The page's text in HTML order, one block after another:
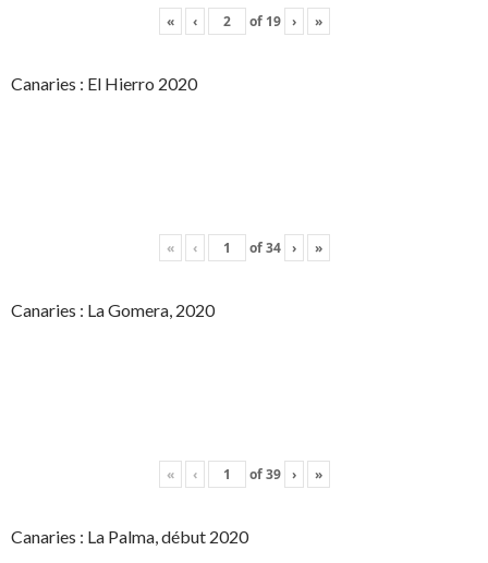
« ‹ of 19 › »
Canaries : El Hierro 2020
« ‹ of34 › »
Canaries : La Gomera, 2020
« ‹ of39 › »
Canaries : La Palma, début 2020